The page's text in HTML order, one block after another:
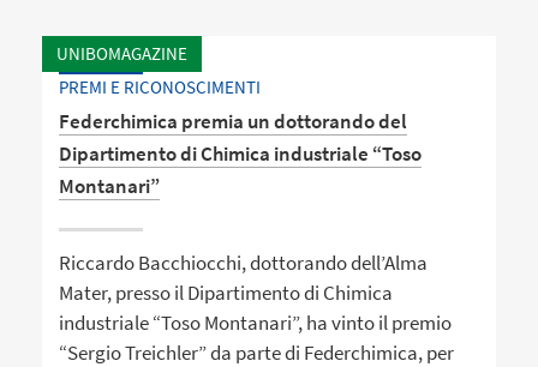
UNIBOMAGAZINE
PREMI E RICONOSCIMENTI
Federchimica premia un dottorando del
Dipartimento di Chimica industriale “Toso
Montanari”
Riccardo Bacchiocchi, dottorando dell’Alma
Mater, presso il Dipartimento di Chimica
industriale “Toso Montanari”, ha vinto il premio
“Sergio Treichler” da parte di Federchimica, per